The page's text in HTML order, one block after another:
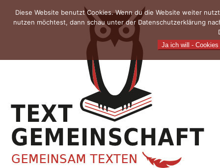
content
Diese Website benutzt Cookies. Wenn du die Website weiter
nutzen möchtest, dann schau unter der Datenschutzerklärung
Ja ich will - Cookies